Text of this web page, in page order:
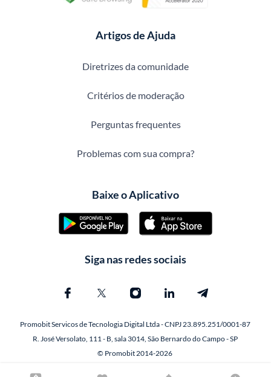
Artigos de Ajuda
Diretrizes da comunidade
Critérios de moderação
Perguntas frequentes
Problemas com sua compra?
Baixe o Aplicativo
Siga nas redes sociais
Promobit Servicos de Tecnologia Digital Ltda - CNPJ 23.895.251/0001-87
R. José Versolato, 111 - B, sala 3014, São Bernardo do Campo - SP
© Promobit 2014-2026